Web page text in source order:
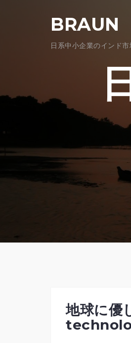
キ
BRAUN
日系中小企業のインド
地球に